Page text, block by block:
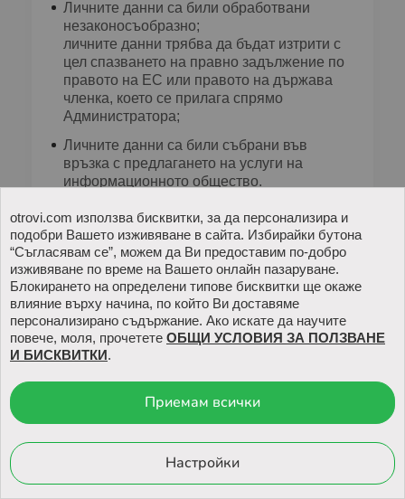
Личните данни са били обработвани
незаконосъобразно;
личните данни трябва да бъдат изтрити с
цел спазването на правно задължение по
правото на ЕС или правото на държава
членка, което се прилага спрямо
Администратора;
Личните данни са били събрани във
връзка с предлагането на услуги на
информационното общество.
(2) Администраторът не е длъжен да изтрие
личните Ви данни, ако ги съхранява и
обработва за:
Упражняване на правото на свобода на
изразяването и правото на информация;
Спазване на правно задължение, което
изисква обработване,
Е предвидено в правото на ЕС или
правото на държавата членка, което се
официални правомощия, които са му
предоставени;
otrovi.com използва бисквитки, за да персонализира и
подобри Вашето изживяване в сайта. Избирайки бутона
“Съгласявам се”, можем да Ви предоставим по-добро
изживяване по време на Вашето онлайн пазаруване.
Блокирането на определени типове бисквитки ще окаже
влияние върху начина, по който Ви доставяме
персонализирано съдържание. Ако искате да научите
повече, моля, прочетете ОБЩИ УСЛОВИЯ ЗА ПОЛЗВАНЕ
И БИСКВИТКИ.
Приемам всички
Настройки